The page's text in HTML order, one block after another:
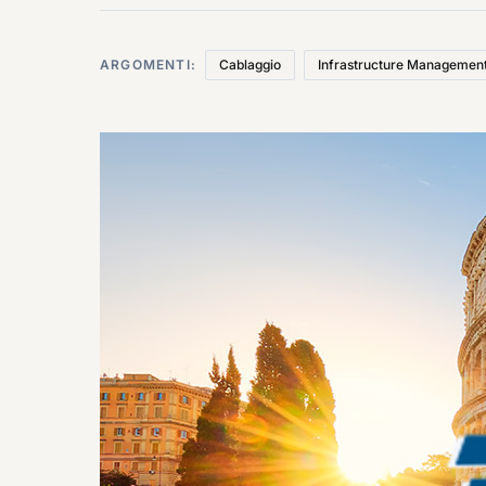
ARGOMENTI: Cablaggio Infrastructure